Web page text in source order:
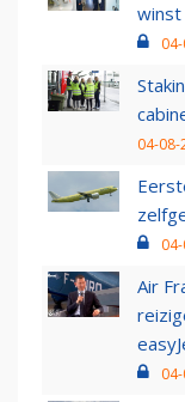
winst
04-08-
Air